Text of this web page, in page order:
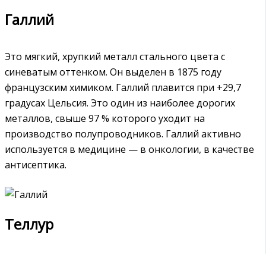
Галлий
Это мягкий, хрупкий металл стального цвета с
синеватым оттенком. Он выделен в 1875 году
французским химиком. Галлий плавится при +29,7
градусах Цельсия. Это один из наиболее дорогих
металлов, свыше 97 % которого уходит на
производство полупроводников. Галлий активно
используется в медицине — в онкологии, в качестве
антисептика.
Теллур